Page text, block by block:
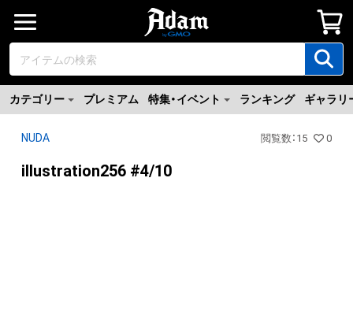
カテゴリー プレミアム 特集・イベント ランキング ギャラリ
NUDA 閲覧数 ： 15 0
illustration256 #4/10